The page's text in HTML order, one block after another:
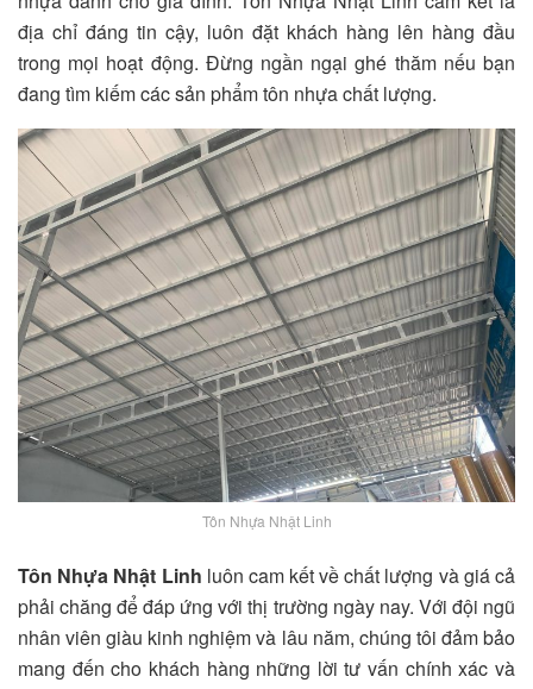
địa chỉ đáng tin cậy, luôn đặt khách hàng lên hàng đầu
trong mọi hoạt động. Đừng ngần ngại ghé thăm nếu bạn
đang tìm kiếm các sản phẩm tôn nhựa chất lượng.
Tôn Nhựa Nhật Linh
Tôn Nhựa Nhật Linh luôn cam kết về chất lượng và giá cả
phải chăng để đáp ứng với thị trường ngày nay. Với đội ngũ
nhân viên giàu kinh nghiệm và lâu năm, chúng tôi đảm bảo
mang đến cho khách hàng những lời tư vấn chính xác và